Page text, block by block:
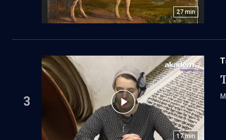
27 min
3
17 min